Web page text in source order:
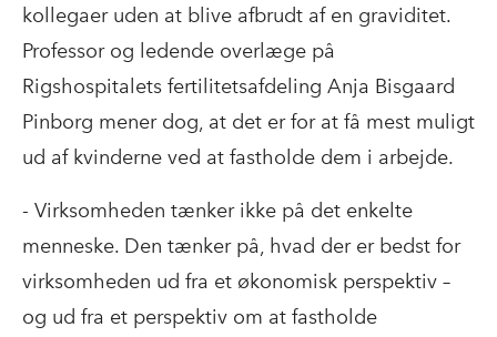
kollegaer uden at blive afbrudt af en graviditet.
Professor og ledende overlæge på
Rigshospitalets fertilitetsafdeling Anja Bisgaard
Pinborg mener dog, at det er for at få mest muligt
ud af kvinderne ved at fastholde dem i arbejde.
- Virksomheden tænker ikke på det enkelte
menneske. Den tænker på, hvad der er bedst for
virksomheden ud fra et økonomisk perspektiv –
og ud fra et perspektiv om at fastholde